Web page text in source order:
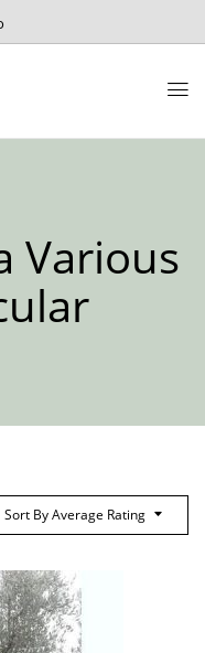
Various
Sort By Average Rating